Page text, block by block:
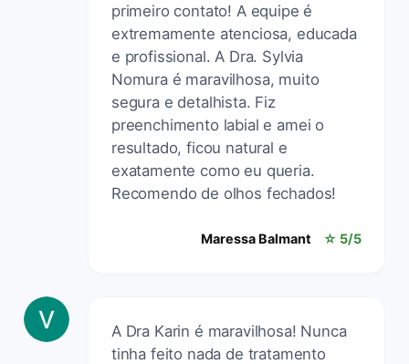
primeiro contato! A equipe é
extremamente atenciosa, educada
e profissional. A Dra. Sylvia
Nomura é maravilhosa, muito
segura e detalhista. Fiz
preenchimento labial e amei o
resultado, ficou natural e
exatamente como eu queria.
Recomendo de olhos fechados!
Maressa Balmant ☆ 5/5
A Dra Karin é maravilhosa! Nunca
tinha feito nada de tratamento